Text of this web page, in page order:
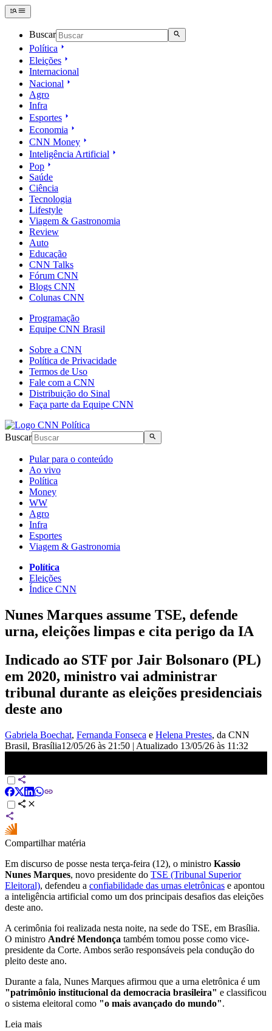
Buscar
Política
Eleições
Internacional
Nacional
Agro
Infra
Esportes
Economia
CNN Money
Inteligência Artificial
Pop
Saúde
Ciência
Tecnologia
Lifestyle
Viagem & Gastronomia
Review
Auto
Educação
CNN Talks
Fórum CNN
Blogs CNN
Colunas CNN
Programação
Equipe CNN Brasil
Sobre a CNN
Política de Privacidade
Termos de Uso
Fale com a CNN
Distribuição do Sinal
Faça parte da Equipe CNN
Buscar
Pular para o conteúdo
Ao vivo
Política
Money
WW
Agro
Infra
Esportes
Viagem & Gastronomia
Política
Eleições
Índice CNN
Nunes Marques assume TSE, defende
urna, eleições limpas e cita perigo da IA
Indicado ao STF por Jair Bolsonaro (PL)
em 2020, ministro vai administrar
tribunal durante as eleições presidenciais
deste ano
Gabriela Boechat, Fernanda Fonseca e Helena Prestes, da CNN
Brasil, Brasília12/05/26 às 21:50 | Atualizado 13/05/26 às 11:32
Compartilhar matéria
Em discurso de posse nesta terça-feira (12), o ministro Kassio
Nunes Marques, novo presidente do TSE (Tribunal Superior
Eleitoral), defendeu a confiabilidade das urnas eletrônicas e apontou
a inteligência artificial como um dos principais desafios das eleições
deste ano.
A cerimônia foi realizada nesta noite, na sede do TSE, em Brasília.
O ministro André Mendonça também tomou posse como vice-
presidente da Corte. Ambos serão responsáveis pela condução do
pleito deste ano.
Durante a fala, Nunes Marques afirmou que a urna eletrônica é um
"patrimônio institucional da democracia brasileira" e classificou
o sistema eleitoral como "o mais avançado do mundo".
Leia mais